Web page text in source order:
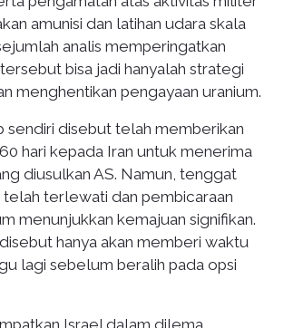
amunisi dan latihan udara skala
analis memperingatkan
bisa jadi hanyalah strategi
menghentikan pengayaan uranium.
sendiri disebut telah memberikan
hari kepada Iran untuk menerima
diusulkan AS. Namun, tenggat
terlewati dan pembicaraan
menunjukkan kemajuan signifikan.
hanya akan memberi waktu
lagi sebelum beralih pada opsi